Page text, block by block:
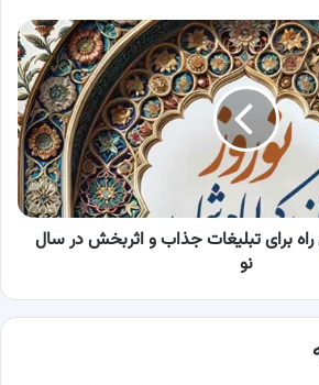
راه برای تبلیغات جذاب و اثربخش در سال
نو